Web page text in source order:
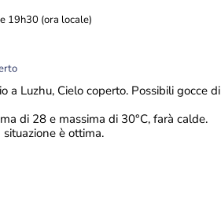
19h30 (ora locale)
a Luzhu, Cielo coperto. Possibili gocce di
di 28 e massima di 30°C, farà calde.
è ottima.